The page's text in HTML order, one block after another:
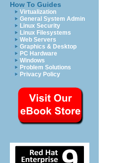
How To Guides
Virtualization
General System Admin
Linux Security
Linux Filesystems
Web Servers
Graphics & Desktop
PC Hardware
Windows
Problem Solutions
Privacy Policy